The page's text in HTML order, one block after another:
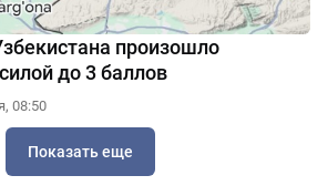
произошло
до 3 баллов
08:50
Показать еще